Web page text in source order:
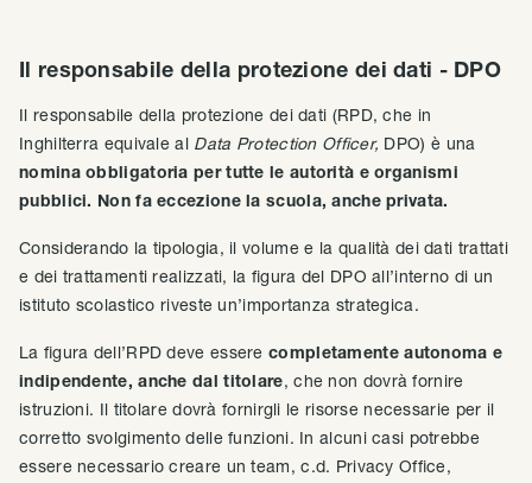
Il responsabile della protezione dei dati - DPO
Il responsabile della protezione dei dati (RPD, che in
Inghilterra equivale al Data Protection Officer, DPO) è una
nomina obbligatoria per tutte le autorità e organismi
pubblici. Non fa eccezione la scuola, anche privata.
Considerando la tipologia, il volume e la qualità dei dati trattati
e dei trattamenti realizzati, la figura del DPO all’interno di un
istituto scolastico riveste un’importanza strategica.
La figura dell’RPD deve essere completamente autonoma e
indipendente, anche dal titolare, che non dovrà fornire
istruzioni. Il titolare dovrà fornirgli le risorse necessarie per il
corretto svolgimento delle funzioni. In alcuni casi potrebbe
essere necessario creare un team, c.d. Privacy Office,